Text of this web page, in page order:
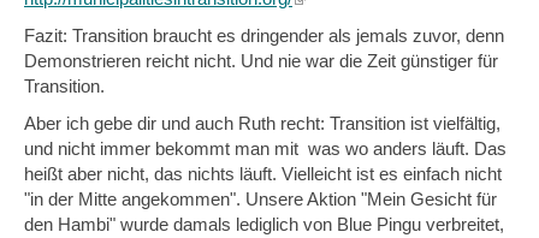
external)
Fazit: Transition braucht es dringender als jemals zuvor, denn
Demonstrieren reicht nicht. Und nie war die Zeit günstiger für
Transition.
Aber ich gebe dir und auch Ruth recht: Transition ist vielfältig,
und nicht immer bekommt man mit was wo anders läuft. Das
heißt aber nicht, das nichts läuft. Vielleicht ist es einfach nicht
"in der Mitte angekommen". Unsere Aktion "Mein Gesicht für
den Hambi" wurde damals lediglich von Blue Pingu verbreitet,